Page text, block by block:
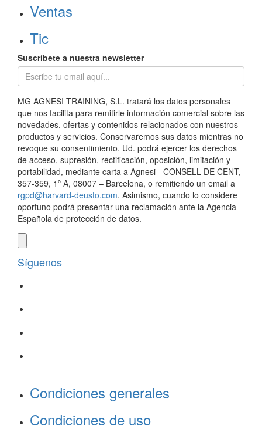
Ventas
Tic
Suscríbete a nuestra newsletter
MG AGNESI TRAINING, S.L. tratará los datos personales
que nos facilita para remitirle información comercial sobre las
novedades, ofertas y contenidos relacionados con nuestros
productos y servicios. Conservaremos sus datos mientras no
revoque su consentimiento. Ud. podrá ejercer los derechos
de acceso, supresión, rectificación, oposición, limitación y
portabilidad, mediante carta a Agnesi - CONSELL DE CENT,
357-359, 1º A, 08007 – Barcelona, o remitiendo un email a
rgpd@harvard-deusto.com. Asimismo, cuando lo considere
oportuno podrá presentar una reclamación ante la Agencia
Española de protección de datos.
Síguenos
Condiciones generales
Condiciones de uso